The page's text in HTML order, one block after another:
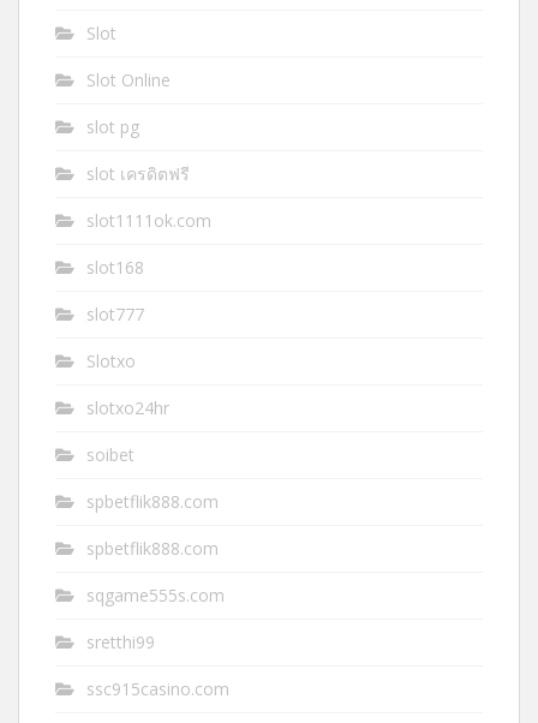
Slot
Slot Online
slot pg
slot เครดิตฟรี
slot1111ok.com
slot168
slot777
Slotxo
slotxo24hr
soibet
spbetflik888.com
spbetflik888.com
sqgame555s.com
sretthi99
ssc915casino.com